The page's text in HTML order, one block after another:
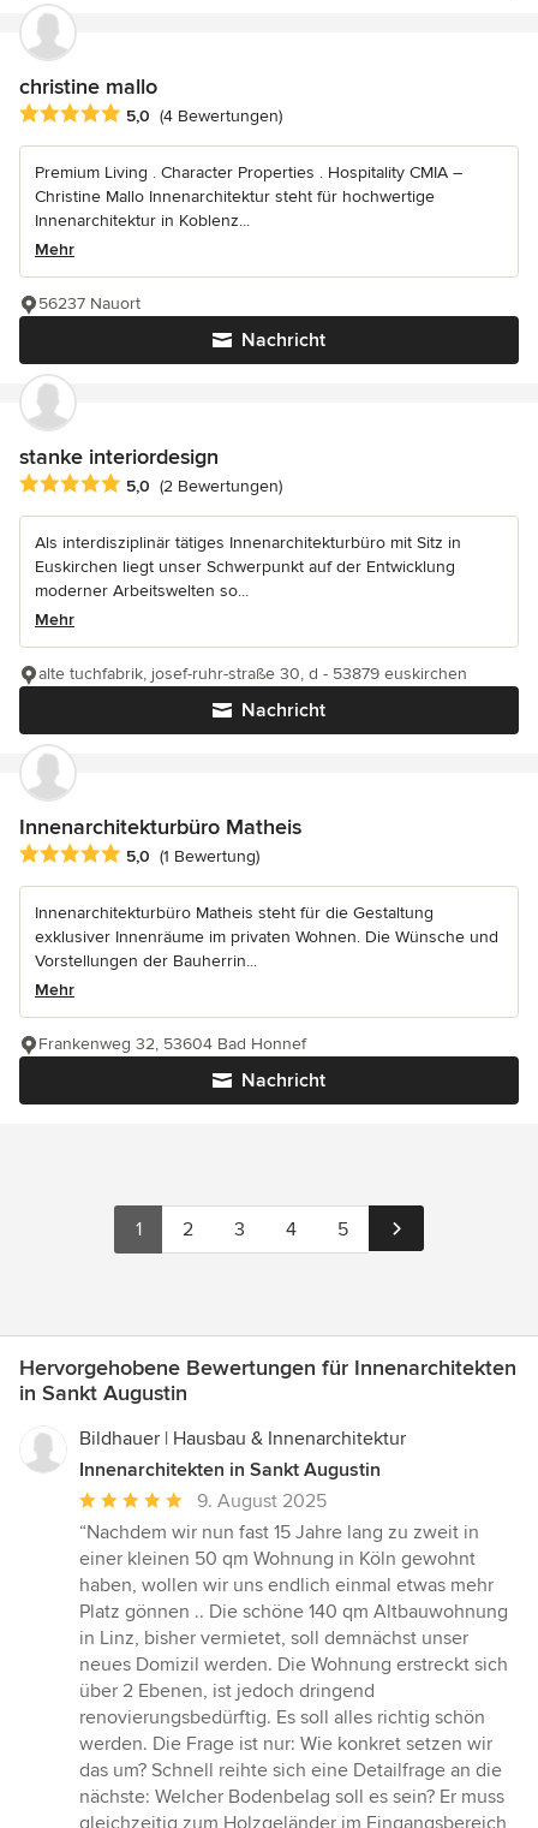
christine mallo
Durchschnittliche Bewertung: 5 von 5 Sternen
5,0 (4 Bewertungen)
Premium Living . Character Properties . Hospitality CMIA –
Christine Mallo Innenarchitektur steht für hochwertige
Innenarchitektur in Koblenz...
Mehr
Nachricht
56237 Nauort
stanke interiordesign
Durchschnittliche Bewertung: 5 von 5 Sternen
5,0 (2 Bewertungen)
Als interdisziplinär tätiges Innenarchitekturbüro mit Sitz in
Euskirchen liegt unser Schwerpunkt auf der Entwicklung
moderner Arbeitswelten so...
Mehr
Nachricht
alte tuchfabrik, josef-ruhr-straße 30, d - 53879 euskirchen
Innenarchitekturbüro Matheis
Durchschnittliche Bewertung: 5 von 5 Sternen
5,0 (1 Bewertung)
Innenarchitekturbüro Matheis steht für die Gestaltung
exklusiver Innenräume im privaten Wohnen. Die Wünsche und
Vorstellungen der Bauherrin...
Mehr
Nachricht
Frankenweg 32, 53604 Bad Honnef
1 2 3 4 5
Hervorgehobene Bewertungen für Innenarchitekten
in Sankt Augustin
Bildhauer | Hausbau & Innenarchitektur
Innenarchitekten in Sankt Augustin
Durchschnittliche
Bewertung:
5
von
5
Sternen
9. August 2025
“Nachdem wir nun fast 15 Jahre lang zu zweit in
einer kleinen 50 qm Wohnung in Köln gewohnt
haben, wollen wir uns endlich einmal etwas mehr
Platz gönnen .. Die schöne 140 qm Altbauwohnung
in Linz, bisher vermietet, soll demnächst unser
neues Domizil werden. Die Wohnung erstreckt sich
über 2 Ebenen, ist jedoch dringend
renovierungsbedürftig. Es soll alles richtig schön
werden. Die Frage ist nur: Wie konkret setzen wir
das um? Schnell reihte sich eine Detailfrage an die
nächste: Welcher Bodenbelag soll es sein? Er muss